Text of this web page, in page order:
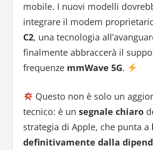
mobile. I nuovi modelli
integrare il modem
C2, una tecnologia
finalmente abbraccerà il
frequenze mmWave 5G.
Questo non è solo un
tecnico: è un segnale chiaro
strategia di Apple, che punta a
definitivamente dalla